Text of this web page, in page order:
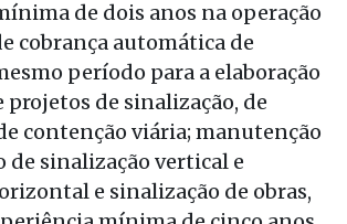
de dois anos na operação
cobrança automática de
período para a elaboração
projetos de sinalização, de
contenção viária; manutenção
de sinalização vertical e
e sinalização de obras,